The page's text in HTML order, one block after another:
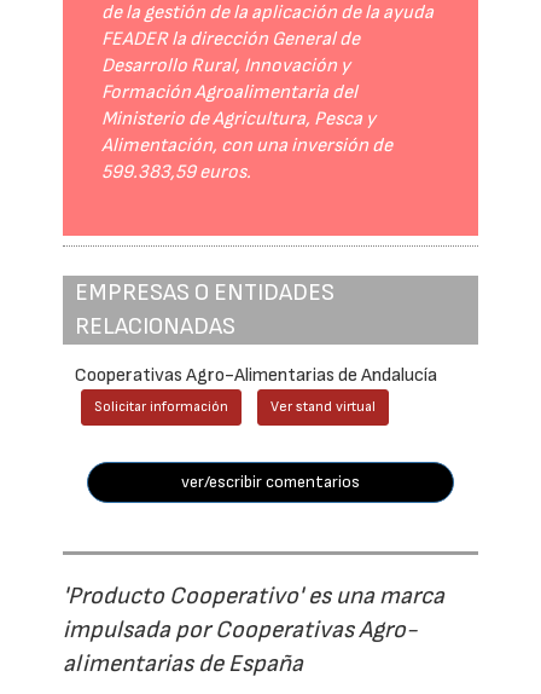
de la gestión de la aplicación de la ayuda
FEADER la dirección General de
Desarrollo Rural, Innovación y
Formación Agroalimentaria del
Ministerio de Agricultura, Pesca y
Alimentación, con una inversión de
599.383,59 euros.
EMPRESAS O ENTIDADES
RELACIONADAS
Cooperativas Agro-Alimentarias de Andalucía
Solicitar información Ver stand virtual
ver/escribir comentarios
'Producto Cooperativo' es una marca
impulsada por Cooperativas Agro-
alimentarias de España